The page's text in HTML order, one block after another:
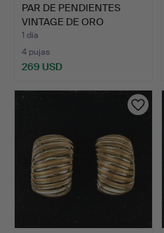
PAR DE PENDIENTES
VINTAGE DE ORO
AMARILLO …
1 día
4 pujas
269 USD